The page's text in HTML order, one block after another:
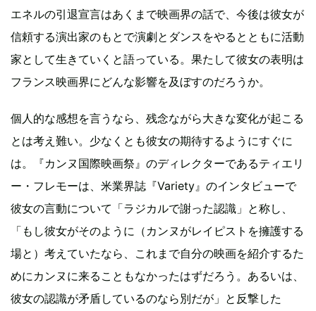
エネルの引退宣言はあくまで映画界の話で、今後は彼女が
信頼する演出家のもとで演劇とダンスをやるとともに活動
家として生きていくと語っている。果たして彼女の表明は
フランス映画界にどんな影響を及ぼすのだろうか。
個人的な感想を言うなら、残念ながら大きな変化が起こる
とは考え難い。少なくとも彼女の期待するようにすぐに
は。『カンヌ国際映画祭』のディレクターであるティエリ
ー・フレモーは、米業界誌『Variety』のインタビューで
彼女の言動について「ラジカルで謝った認識」と称し、
「もし彼女がそのように（カンヌがレイピストを擁護する
場と）考えていたなら、これまで自分の映画を紹介するた
めにカンヌに来ることもなかったはずだろう。あるいは、
彼女の認識が矛盾しているのなら別だが」と反撃した